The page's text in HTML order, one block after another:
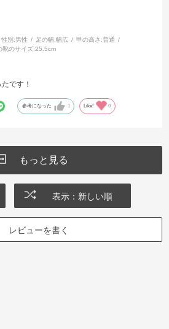
性別:男性 足の幅:幅広 甲の高さ:普通
靴のサイズ:25.5cm
です！
参考になった 1 Like! 0
もっと見る
表示：新しい順
レビューを書く